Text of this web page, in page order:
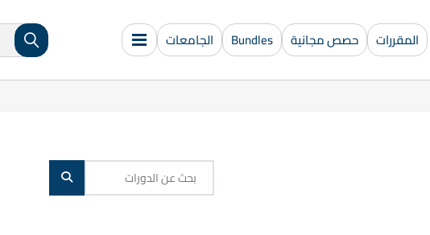
المقررات حصص مجانية Bundles الجامعات